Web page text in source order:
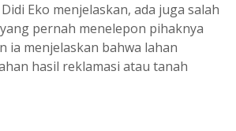
Eko menjelaskan, ada juga salah
pernah menelepon pihaknya
ia menjelaskan bahwa lahan
hasil reklamasi atau tanah